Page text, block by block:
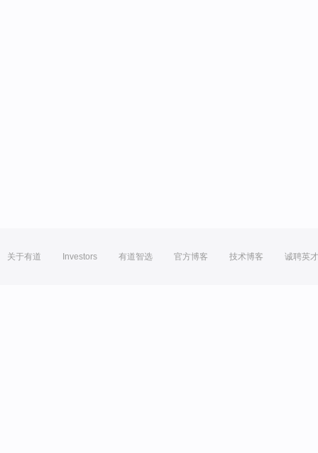
关于有道 Investors 有道智选 官方博客 技术博客 诚聘英才